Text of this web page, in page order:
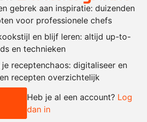
geroosterde paprika
+
2x
gebrek aan inspiratie: duizenden
voor professionele chefs
en blijf leren: altijd up-to-
en technieken
receptenchaos: digitaliseer en
recepten overzichtelijk
Heb je al een account? Log
dan in